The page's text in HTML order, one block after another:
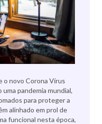
o novo Corona Vírus
pandemia mundial,
para proteger a
alinhado em prol de
funcional nesta época,